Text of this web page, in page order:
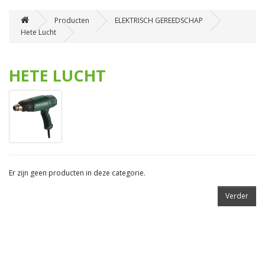
Producten
ELEKTRISCH GEREEDSCHAP
Hete Lucht
HETE LUCHT
Er zijn geen producten in deze categorie.
Verder